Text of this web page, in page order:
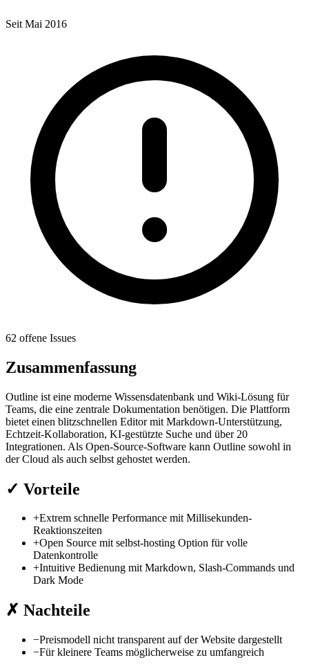
Seit Mai 2016
62 offene Issues
Zusammenfassung
Outline ist eine moderne Wissensdatenbank und Wiki-Lösung für
Teams, die eine zentrale Dokumentation benötigen. Die Plattform
bietet einen blitzschnellen Editor mit Markdown-Unterstützung,
Echtzeit-Kollaboration, KI-gestützte Suche und über 20
Integrationen. Als Open-Source-Software kann Outline sowohl in
der Cloud als auch selbst gehostet werden.
✓ Vorteile
+Extrem schnelle Performance mit Millisekunden-
Reaktionszeiten
+Open Source mit selbst-hosting Option für volle
Datenkontrolle
+Intuitive Bedienung mit Markdown, Slash-Commands und
Dark Mode
✗ Nachteile
−Preismodell nicht transparent auf der Website dargestellt
−Für kleinere Teams möglicherweise zu umfangreich